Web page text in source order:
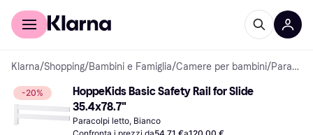
Per il tuo shopping
Klarna/Shopping/Bambini e Famiglia/Camere per bambini/ Paracolpi letto
-20%
HoppeKids Basic Safety Rail for Slide
35.4x78.7"
Paracolpi letto, Bianco